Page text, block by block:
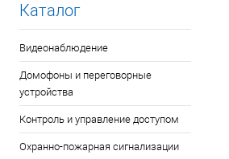
Каталог
Видеонаблюдение
Домофоны и переговорные
устройства
Контроль и управление доступом
Охранно-пожарная сигнализации